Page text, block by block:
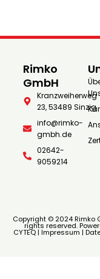
Rimko
GmbH
Kranzweiherweg
23, 53489 Sinzig
info@rimko-
gmbh.de
02642-
9059214
Copyright © 2024 Rimko
rights reserved.
CYTEQ | Impressum |